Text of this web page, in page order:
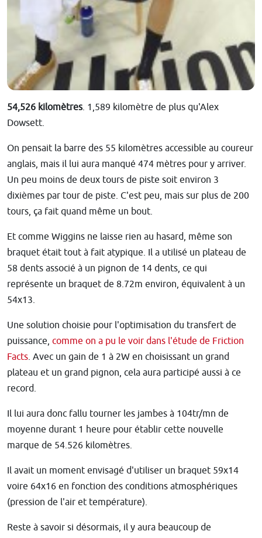
54,526 kilomètres. 1,589 kilomètre de plus qu'Alex
Dowsett.
On pensait la barre des 55 kilomètres accessible au coureur
anglais, mais il lui aura manqué 474 mètres pour y arriver.
Un peu moins de deux tours de piste soit environ 3
dixièmes par tour de piste. C'est peu, mais sur plus de 200
tours, ça fait quand même un bout.
Et comme Wiggins ne laisse rien au hasard, même son
braquet était tout à fait atypique. Il a utilisé un plateau de
58 dents associé à un pignon de 14 dents, ce qui
représente un braquet de 8.72m environ, équivalent à un
54x13.
Une solution choisie pour l'optimisation du transfert de
puissance, comme on a pu le voir dans l'étude de Friction
Facts. Avec un gain de 1 à 2W en choisissant un grand
plateau et un grand pignon, cela aura participé aussi à ce
record.
Il lui aura donc fallu tourner les jambes à 104tr/mn de
moyenne durant 1 heure pour établir cette nouvelle
marque de 54.526 kilomètres.
Il avait un moment envisagé d'utiliser un braquet 59x14
voire 64x16 en fonction des conditions atmosphériques
(pression de l'air et température).
Reste à savoir si désormais, il y aura beaucoup de